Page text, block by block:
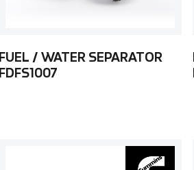
FUEL / WATER SEPARATOR
FDFS1007